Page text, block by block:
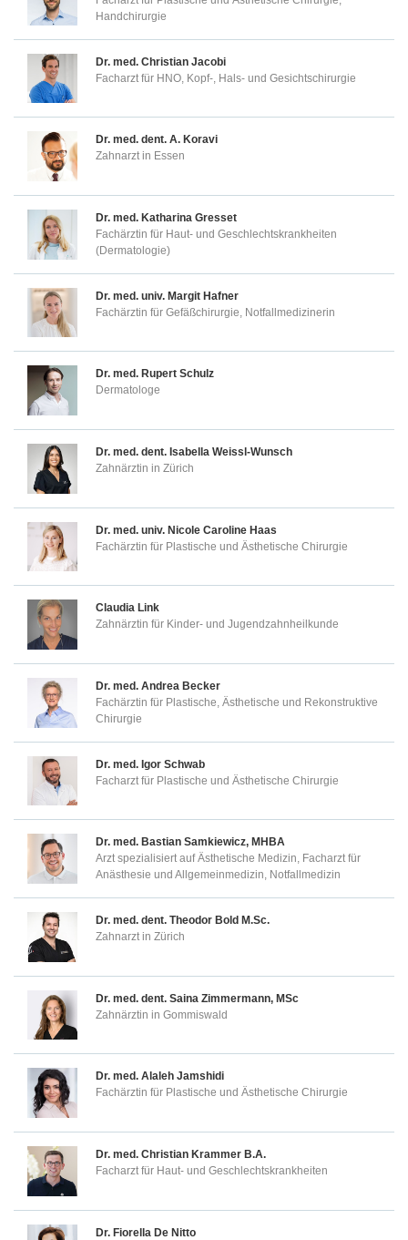
Handchirurgie
Dr. med. Christian Jacobi
Facharzt für HNO, Kopf-, Hals- und Gesichtschirurgie
Dr. med. dent. A. Koravi
Zahnarzt in Essen
Dr. med. Katharina Gresset
Fachärztin für Haut- und Geschlechtskrankheiten
(Dermatologie)
Dr. med. univ. Margit Hafner
Fachärztin für Gefäßchirurgie, Notfallmedizinerin
Dr. med. Rupert Schulz
Dermatologe
Dr. med. dent. Isabella Weissl-Wunsch
Zahnärztin in Zürich
Dr. med. univ. Nicole Caroline Haas
Fachärztin für Plastische und Ästhetische Chirurgie
Claudia Link
Zahnärztin für Kinder- und Jugendzahnheilkunde
Dr. med. Andrea Becker
Fachärztin für Plastische, Ästhetische und Rekonstruktive
Chirurgie
Dr. med. Igor Schwab
Facharzt für Plastische und Ästhetische Chirurgie
Dr. med. Bastian Samkiewicz, MHBA
Arzt spezialisiert auf Ästhetische Medizin, Facharzt für
Anästhesie und Allgemeinmedizin, Notfallmedizin
Dr. med. dent. Theodor Bold M.Sc.
Zahnarzt in Zürich
Dr. med. dent. Saina Zimmermann, MSc
Zahnärztin in Gommiswald
Dr. med. Alaleh Jamshidi
Fachärztin für Plastische und Ästhetische Chirurgie
Dr. med. Christian Krammer B.A.
Facharzt für Haut- und Geschlechtskrankheiten
Dr. Fiorella De Nitto